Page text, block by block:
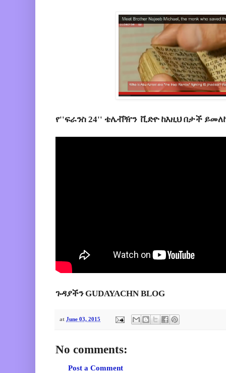
የ''ፍራንስ 24'' ቴሌቭዥን ቪድዮ ከእዚህ በታች
ጉዳያችን GUDAYACHN BLOG
at June 03, 2015
No comments:
Post a Comment